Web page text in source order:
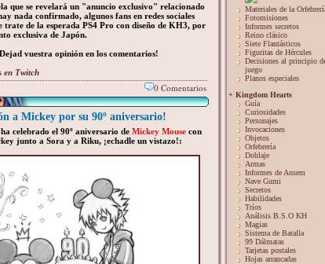
que se revelará un "anuncio exclusivo" relacionado
nada confirmado, algunos fans en redes sociales
trate de la esperada PS4 Pro con diseño de KH3, por
exclusiva de Japón.
vuestra opinión en los comentarios!
en Twitch
0 Comentarios
a Mickey por su 90º aniversario!
ha celebrado el 90º aniversario de Mickey Mouse con
junto a Sora y a Riku, ¡echadle un vistazo!:
Materiales de la
Fotomisiones
Informes secretos
Reino clásico
Siete Flantásticos
Figuritas de Hércules
Decisiones al principio
juego
Planos especiales
+ Kingdom Hearts
Guía
Curiosidades
Personajes
Invocaciones
Objetos
Orfebrería
Doblaje
Armas
Informes de Ansem
Nave Gumi
Secretos
Habilidades
Tríos
Análisis B.S.O KH
Magias
Sistema de Batalla
99 Dálmatas
Tarjetas postales
Hojas arrancadas